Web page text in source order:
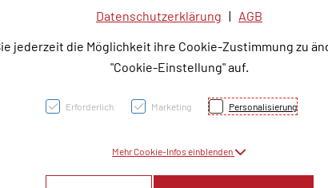
Datenschutzerklärung | AGB
jederzeit die Möglichkeit ihre Cookie-Zustimmung zu
"Cookie-Einstellung" auf.
Erforderlich Marketing Personalisierung
Mehr Cookie-Infos einblenden